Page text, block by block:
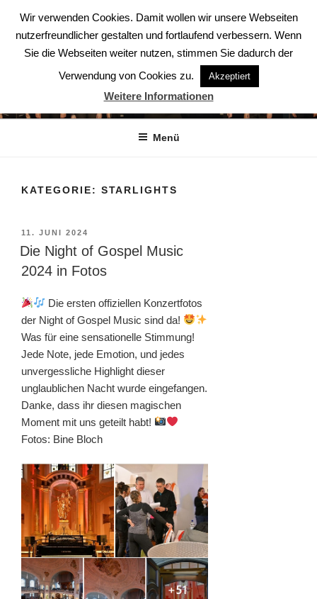
Inhalt
springen
ABENDSTERNE – DER CHOR
Der Chor aus Ludwigsburg
Menü
KATEGORIE: STARLIGHTS
VERÖFFENTLICHT
AM
11. JUNI 2024
Die Night of Gospel Music
2024 in Fotos
Die ersten offiziellen Konzertfotos
der Night of Gospel Music sind da!
Was für eine sensationelle Stimmung!
Jede Note, jede Emotion, und jedes
unvergessliche Highlight dieser
unglaublichen Nacht wurde eingefangen.
Danke, dass ihr diesen magischen
Moment mit uns geteilt habt!
Fotos: Bine Bloch
Wir verwenden Cookies. Damit wollen wir unsere Webseiten
nutzerfreundlicher gestalten und fortlaufend verbessern. Wenn
Sie die Webseiten weiter nutzen, stimmen Sie dadurch der
Verwendung von Cookies zu.
Akzeptiert
Weitere Informationen